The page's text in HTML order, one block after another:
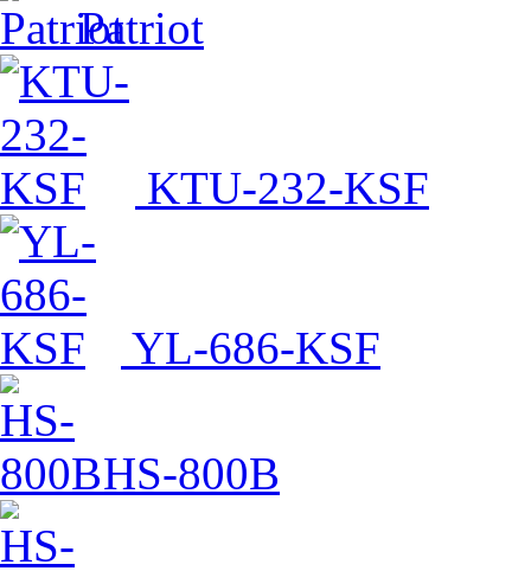
Patriot
KTU-232-KSF
YL-686-KSF
HS-800B